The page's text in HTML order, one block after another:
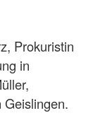
Prokuristin
in